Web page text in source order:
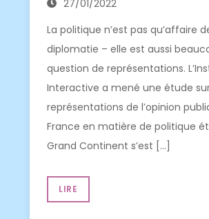
27/01/2022
La politique n’est pas qu’affaire
diplomatie – elle est aussi
question de représentations.
Interactive a mené une étude
représentations de l’opinion
France en matière de politique
Grand Continent s’est […]
LIRE